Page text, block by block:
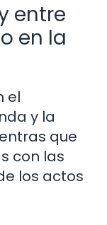
entre
en la
el
y la
que
con las
los actos